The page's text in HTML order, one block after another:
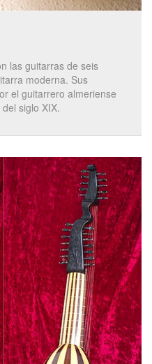
las guitarras de seis
moderna. Sus
el guitarrero almeriense
siglo XIX.